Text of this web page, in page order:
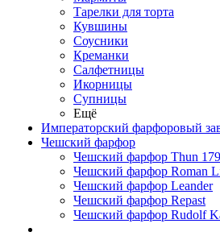
Тарелки для торта
Кувшины
Соусники
Креманки
Салфетницы
Икорницы
Супницы
Ещё
Императорский фарфоровый
Чешский фарфор
Чешский фарфор Thun
Чешский фарфор Roman
Чешский фарфор Leander
Чешский фарфор Repast
Чешский фарфор Rudolf